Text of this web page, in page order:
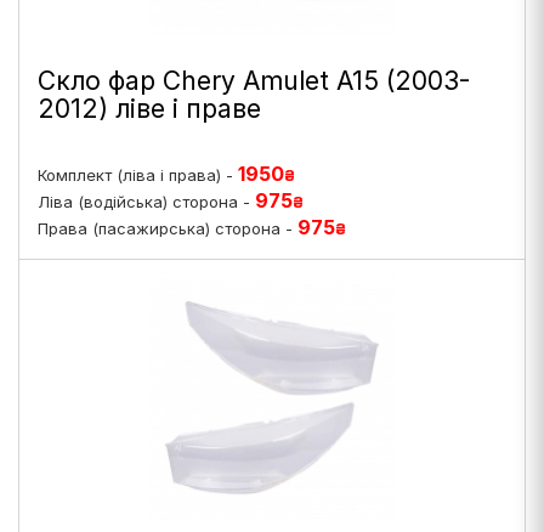
Скло фар Chery Amulet A15 (2003-
2012) ліве і праве
Комплект (ліва і права) - 1950₴
Ліва (водійська) сторона - 975₴
Права (пасажирська) сторона - 975₴